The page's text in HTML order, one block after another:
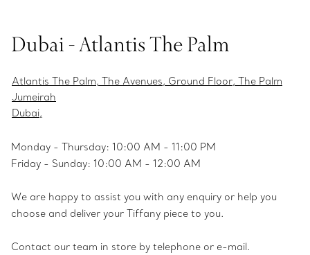
Dubai - Atlantis The Palm
Atlantis The Palm, The Avenues, Ground Floor, The Palm
Jumeirah
Dubai,
Monday - Thursday: 10:00 AM - 11:00 PM
Friday - Sunday: 10:00 AM - 12:00 AM
We are happy to assist you with any enquiry or help you
choose and deliver your Tiffany piece to you.
Contact our team in store by telephone or e-mail.